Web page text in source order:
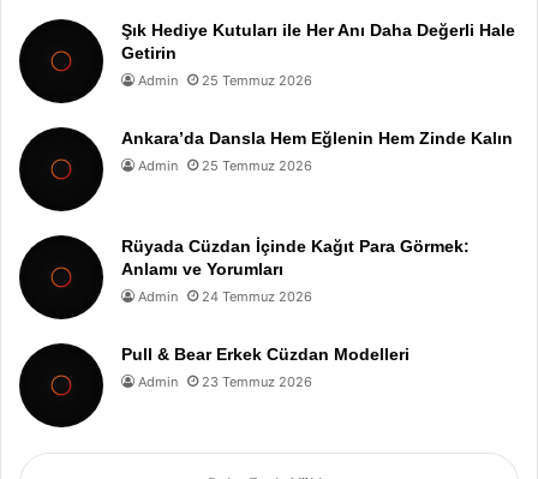
Şık Hediye Kutuları ile Her Anı Daha Değerli Hale
Getirin
Admin 25 Temmuz 2026
Ankara’da Dansla Hem Eğlenin Hem Zinde Kalın
Admin 25 Temmuz 2026
Rüyada Cüzdan İçinde Kağıt Para Görmek:
Anlamı ve Yorumları
Admin 24 Temmuz 2026
Pull & Bear Erkek Cüzdan Modelleri
Admin 23 Temmuz 2026